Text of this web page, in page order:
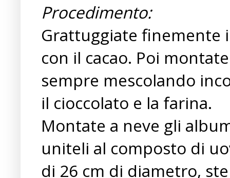
Procedimento:
Grattuggiate finemente
con il cacao. Poi
sempre mescolando
il cioccolato e la farina.
Montate a neve gli
uniteli al composto di
di 26 cm di diametro,